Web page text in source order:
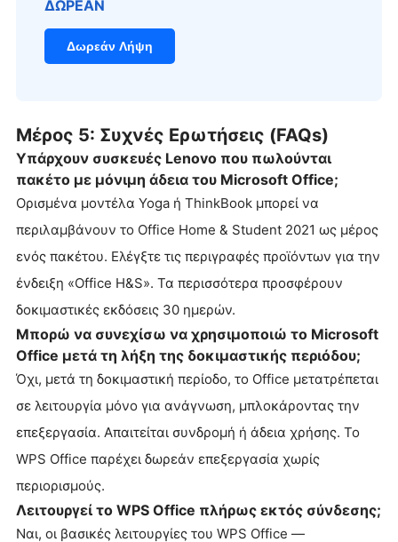
ΔΩΡΕΑΝ
Δωρεάν Λήψη
Μέρος 5: Συχνές Ερωτήσεις (FAQs)
Υπάρχουν συσκευές Lenovo που πωλούνται
πακέτο με μόνιμη άδεια του Microsoft Office;
Ορισμένα μοντέλα Yoga ή ThinkBook μπορεί να
περιλαμβάνουν το Office Home & Student 2021 ως μέρος
ενός πακέτου. Ελέγξτε τις περιγραφές προϊόντων για την
ένδειξη «Office H&S». Τα περισσότερα προσφέρουν
δοκιμαστικές εκδόσεις 30 ημερών.
Μπορώ να συνεχίσω να χρησιμοποιώ το Microsoft
Office μετά τη λήξη της δοκιμαστικής περιόδου;
Όχι, μετά τη δοκιμαστική περίοδο, το Office μετατρέπεται
σε λειτουργία μόνο για ανάγνωση, μπλοκάροντας την
επεξεργασία. Απαιτείται συνδρομή ή άδεια χρήσης. Το
WPS Office παρέχει δωρεάν επεξεργασία χωρίς
περιορισμούς.
Λειτουργεί το WPS Office πλήρως εκτός σύνδεσης;
Ναι, οι βασικές λειτουργίες του WPS Office —